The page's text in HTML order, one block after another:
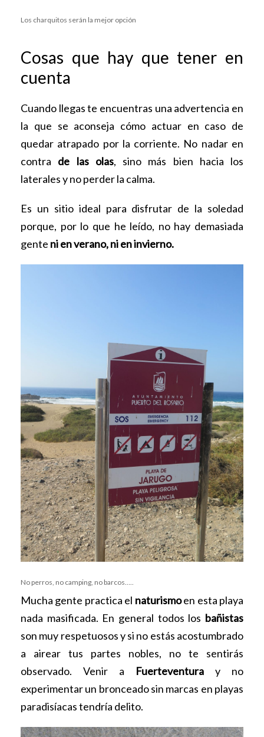
Los charquitos serán la mejor opción
Cosas que hay que tener en
cuenta
Cuando llegas te encuentras una advertencia en
la que se aconseja cómo actuar en caso de
quedar atrapado por la corriente. No nadar en
contra de las olas, sino más bien hacia los
laterales y no perder la calma.
Es un sitio ideal para disfrutar de la soledad
porque, por lo que he leído, no hay demasiada
gente ni en verano, ni en invierno.
No perros, no camping, no barcos…..
Mucha gente practica el naturismoen esta playa
nada masificada. En general todos los bañistas
son muy respetuosos y si no estás acostumbrado
a airear tus partes nobles, no te sentirás
observado. Venir a Fuerteventura y no
experimentar un bronceado sin marcas en playas
paradisíacas tendría delito.